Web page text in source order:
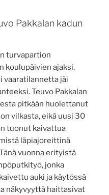
Pakkalan kadun
turvapartion
koulupäivien ajaksi.
vaaratilannetta jäi
Teuvo Pakkalan
pitkään huolettanut
vilkasta, eikä uusi 30
tuonut kaivattua
läpiajoreittinä
vuonna erityistä
jonka
auki ja käytössä
näkyvyyttä haittasivat